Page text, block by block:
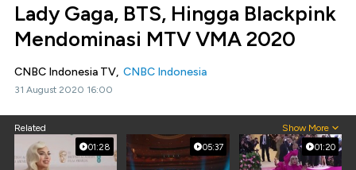
Lady Gaga, BTS, Hingga Blackpink
Mendominasi MTV VMA 2020
CNBC Indonesia TV, CNBC Indonesia
31 August 2020 16:00
Related Show More
01:28 05:37 01:20